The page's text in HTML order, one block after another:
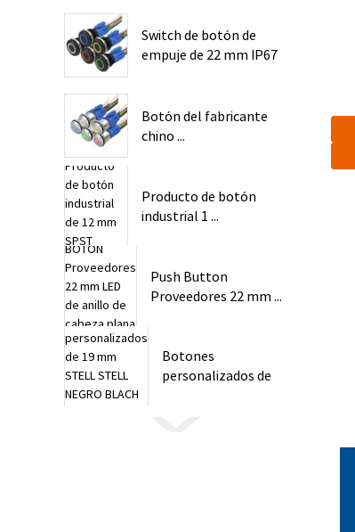
Switch de botón de
empuje de 22 mm IP67
Botón del fabricante
chino ...
Producto de botón
industrial 1 ...
Push Button
Proveedores 22 mm ...
Botones
personalizados de